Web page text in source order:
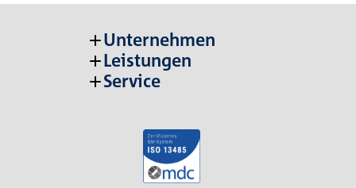
Unternehmen
Leistungen
Service